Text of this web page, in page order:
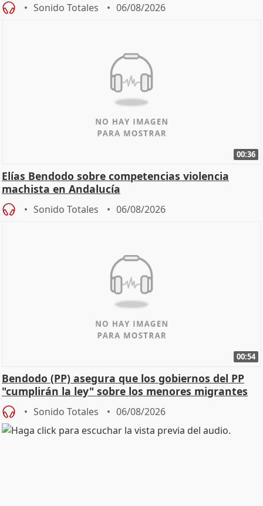
Sonido Totales 06/08/2026
00:36
Elías Bendodo sobre competencias violencia
machista en Andalucía
Sonido Totales 06/08/2026
00:54
Bendodo (PP) asegura que los gobiernos del PP
"cumplirán la ley" sobre los menores migrantes
Sonido Totales 06/08/2026